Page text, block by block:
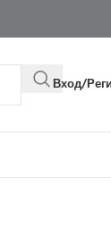
Вход/